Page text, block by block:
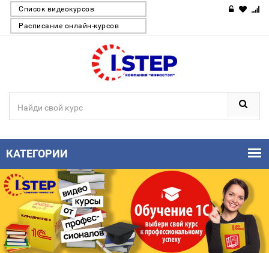
Список видеокурсов
Расписание онлайн-курсов
КАТЕГОРИИ